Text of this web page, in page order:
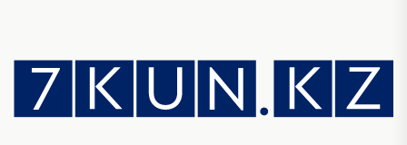
БИЛІК
«Бәйтерек» холдингінің инвестициялық және
кредиттік портфелі 14,3 трлн теңгеге жетті